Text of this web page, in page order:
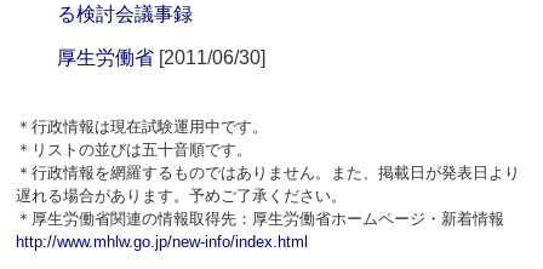
る検討会議事録
厚生労働省 [2011/06/30]
＊行政情報は現在試験運用中です。
＊リストの並びは五十音順です。
＊行政情報を網羅するものではありません。また、掲載日が発表日より
遅れる場合があります。予めご了承ください。
＊厚生労働省関連の情報取得先：厚生労働省ホームページ・新着情報
http://www.mhlw.go.jp/new-info/index.html